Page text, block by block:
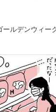
ルデンウィ